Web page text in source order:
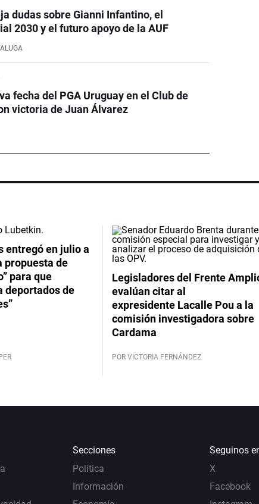
dudas sobre Gianni Infantino, el
2030 y el futuro apoyo de la AUF
fecha del PGA Uruguay en el Club de
victoria de Juan Álvarez
entregó en julio a
propuesta de
para que
deportados de
Legisladores del Frente
evalúan citar al
expresidente Lacalle Pou a la
comisión investigadora sobre
Cardama
POR VICTORIA FERNÁNDEZ
Secciones
Política
Información
Seguinos
X
Facebook